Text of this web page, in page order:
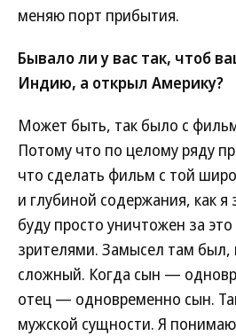
меняю порт прибытия.
Бывало ли у вас так, чтоб
Индию, а открыл Америку?
Может быть, так было с
Потому что по целому ряду
что сделать фильм с той
и глубиной содержания, как я
буду просто уничтожен за
зрителями. Замысел там был,
сложный. Когда сын —
отец — одновременно сын.
мужской сущности. Я